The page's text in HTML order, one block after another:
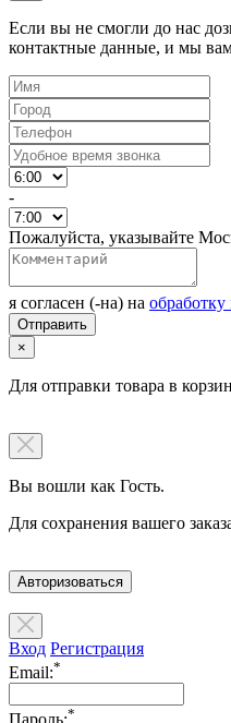
Если вы не смогли до нас
контактные данные, и мы
-
Пожалуйста, указывайте
я согласен (-на) на
×
Для отправки товара в
Вы вошли как Гость.
Для сохранения вашего
Авторизоваться
Вход Регистрация
Email:*
*